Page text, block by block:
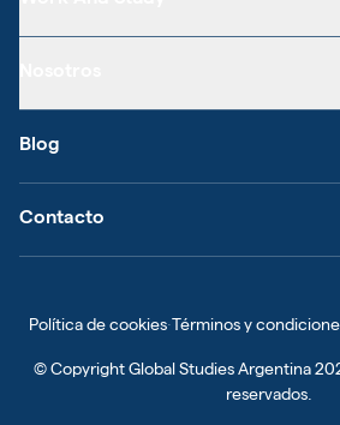
Blog
Contacto
Política de cookies· Términos y
© Copyright Global Studies Argentina
reservados.